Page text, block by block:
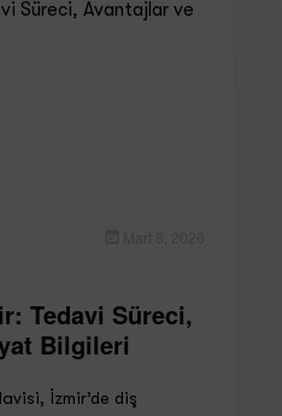
Tedavi Süreci,
Bilgileri
İzmir’de diş